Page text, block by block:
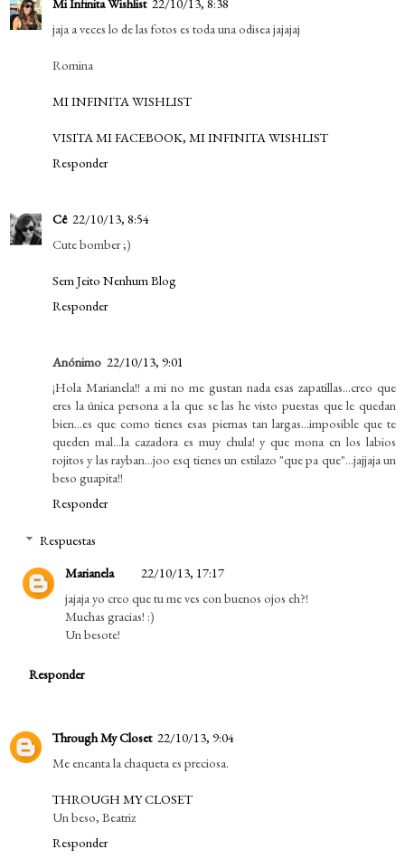
jaja a veces lo de las fotos es toda una odisea jajajaj
Romina
MI INFINITA WISHLIST
VISITA MI FACEBOOK, MI INFINITA WISHLIST
Responder
Cê 22/10/13, 8:54
Cute bomber ;)
Sem Jeito Nenhum Blog
Responder
Anónimo 22/10/13, 9:01
¡Hola Marianela!! a mi no me gustan nada esas zapatillas...creo que
eres la única persona a la que se las he visto puestas que le quedan
bien...es que como tienes esas piernas tan largas...imposible que te
queden mal...la cazadora es muy chula! y que mona cn los labios
rojitos y las rayban...joo esq tienes un estilazo "que pa que"...jajjaja un
beso guapita!!
Responder
Respuestas
Marianela
22/10/13, 17:17
jajaja yo creo que tu me ves con buenos ojos eh?!
Muchas gracias! :)
Un besote!
Responder
Through My Closet 22/10/13, 9:04
Me encanta la chaqueta es preciosa.
THROUGH MY CLOSET
Un beso, Beatriz
Responder